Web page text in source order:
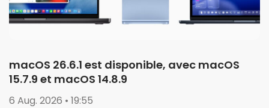
macOS 26.6.1 est disponible, avec macOS
15.7.9 et macOS 14.8.9
6 Aug. 2026 • 19:55